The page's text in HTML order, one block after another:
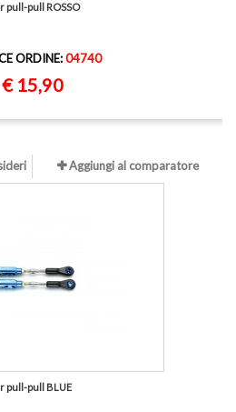
pull-pull ROSSO
ORDINE:04740
€ 15,90
Aggiungi al comparatore
pull-pull BLUE